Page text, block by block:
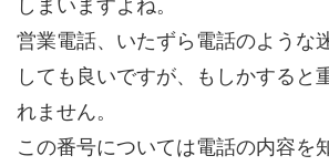
しまいますよね。
営業電話、いたずら電話のような
しても良いですが、もしかすると
れません。
この番号については電話の内容を